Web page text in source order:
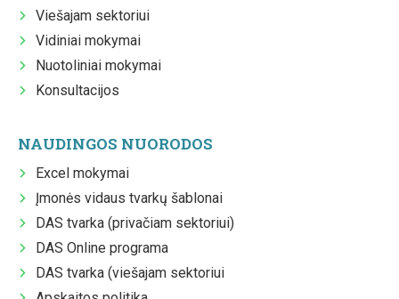
Viešajam sektoriui
Vidiniai mokymai
Nuotoliniai mokymai
Konsultacijos
NAUDINGOS NUORODOS
Excel mokymai
Įmonės vidaus tvarkų šablonai
DAS tvarka (privačiam sektoriui)
DAS Online programa
DAS tvarka (viešajam sektoriui